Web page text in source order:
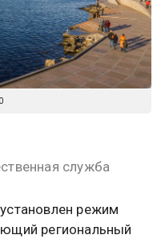
служба
режим
региональный